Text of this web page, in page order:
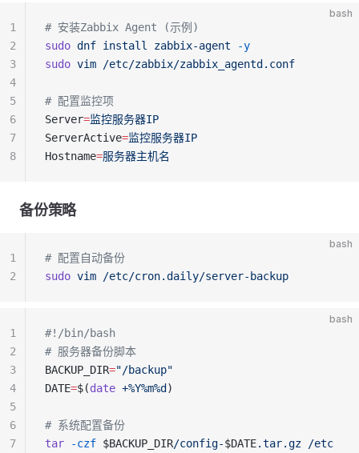
bash
# 安装Zabbix Agent (示例)
sudo dnf install zabbix-agent -y
sudo vim /etc/zabbix/zabbix_agentd.conf
# 配置监控项
Server=监控服务器IP
ServerActive=监控服务器IP
Hostname=服务器主机名
1
2
3
4
5
6
7
8
备份策略
bash
# 配置自动备份
sudo vim /etc/cron.daily/server-backup
1
2
bash
#!/bin/bash
# 服务器备份脚本
BACKUP_DIR="/backup"
DATE=$(date +%Y%m%d )
# 系统配置备份
tar -czf $BACKUP_DIR/config-$DATE.tar.gz /etc
1
2
3
4
5
6
7